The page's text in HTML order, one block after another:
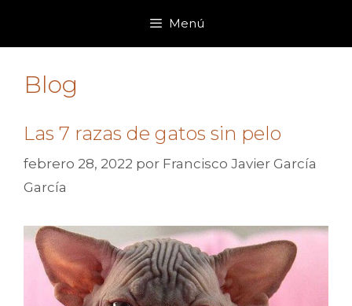
contenido
Menú
Blog
Las 7 razas de gatos sin pelo
febrero 28, 2022 por Francisco Javier García
García